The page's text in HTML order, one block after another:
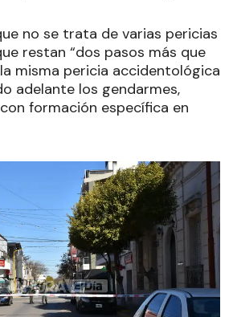
no se trata de varias pericias
restan “dos pasos más que
misma pericia accidentológica
adelante los gendarmes,
formación específica en